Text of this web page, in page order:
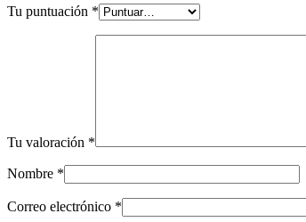
Tu puntuación *
Tu valoración *
Nombre *
Correo electrónico *